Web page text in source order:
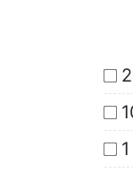
1